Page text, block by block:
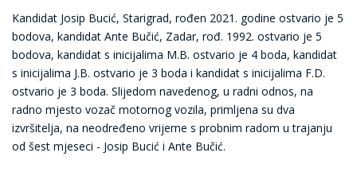
Kandidat Josip Bucić, Starigrad, rođen 2021. godine ostvario je 5
bodova, kandidat Ante Bučić, Zadar, rođ. 1992. ostvario je 5
bodova, kandidat s inicijalima M.B. ostvario je 4 boda, kandidat
s inicijalima J.B. ostvario je 3 boda i kandidat s inicijalima F.D.
ostvario je 3 boda. Slijedom navedenog, u radni odnos, na
radno mjesto vozač motornog vozila, primljena su dva
izvršitelja, na neodređeno vrijeme s probnim radom u trajanju
od šest mjeseci - Josip Bucić i Ante Bučić.